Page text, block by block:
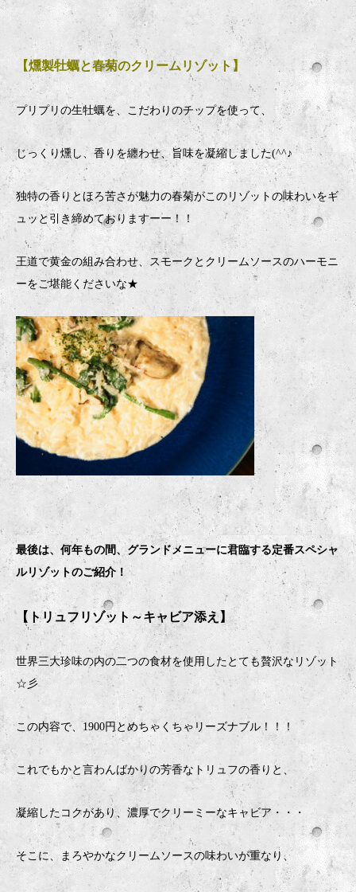
【燻製牡蠣と春菊のクリームリゾット】
プリプリの生牡蠣を、こだわりのチップを使って、
じっくり燻し、香りを纏わせ、旨味を凝縮しました(^^♪
独特の香りとほろ苦さが魅力の春菊がこのリゾットの味わいをギ
ュッと引き締めておりますーー！！
王道で黄金の組み合わせ、スモークとクリームソースのハーモニ
ーをご堪能くださいな★
最後は、何年もの間、グランドメニューに君臨する定番スペシャ
ルリゾットのご紹介！
【トリュフリゾット～キャビア添え】
世界三大珍味の内の二つの食材を使用したとても贅沢なリゾット
☆彡
この内容で、1900円とめちゃくちゃリーズナブル！！！
これでもかと言わんばかりの芳香なトリュフの香りと、
凝縮したコクがあり、濃厚でクリーミーなキャビア・・・
そこに、まろやかなクリームソースの味わいが重なり、